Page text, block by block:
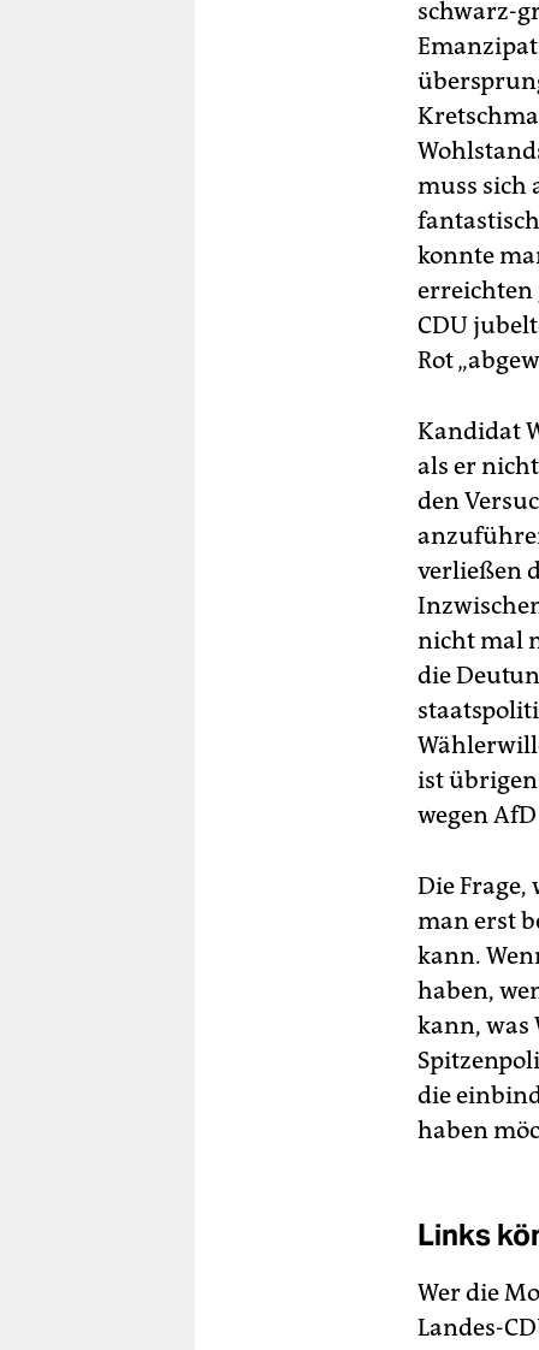
schwarz-
muss sich
konnte
erreichten
CDU
Rot
Kandidat
als er
den
verließen
nicht mal
die
ist
wegen
Die
man erst
kann.
haben,
kann, was
die
haben
Links
Wer die
Landes-